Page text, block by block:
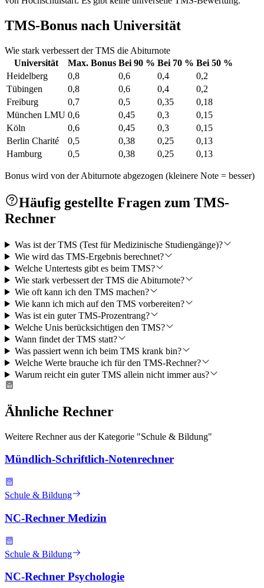
TMS-Bonus nach Universität
Wie stark verbessert der TMS die Abiturnote
Universität
Max. Bonus Bei 90 % Bei 70 % Bei 50 %
Heidelberg
0,8 0,6 0,4
0,2
Tübingen
0,8 0,6 0,4
0,2
Freiburg
0,7 0,5 0,35
0,18
München LMU 0,6 0,45 0,3
0,15
Köln
0,6 0,45 0,3
0,15
Berlin Charité
0,5 0,38 0,25
0,13
Hamburg
0,5 0,38 0,25 0,13
Bonus wird von der Abiturnote abgezogen (kleinere Note = besser)
Häufig gestellte Fragen zum TMS-
Rechner
Was ist der TMS (Test für Medizinische Studiengänge)?
Wie wird das TMS-Ergebnis berechnet?
Welche Untertests gibt es beim TMS?
Wie stark verbessert der TMS die Abiturnote?
Wie oft kann ich den TMS machen?
Wie kann ich mich auf den TMS vorbereiten?
Was ist ein guter TMS-Prozentrang?
Welche Unis berücksichtigen den TMS?
Wann findet der TMS statt?
Was passiert wenn ich beim TMS krank bin?
Welche Werte brauche ich für den TMS-Rechner?
Warum reicht ein guter TMS allein nicht immer aus?
Ähnliche Rechner
Weitere Rechner aus der Kategorie "Schule & Bildung"
Mündlich-Schriftlich-Notenrechner
Schule & Bildung
NC-Rechner Medizin
Schule & Bildung
NC-Rechner Psychologie